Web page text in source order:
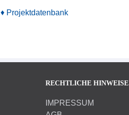
♦ Projektdatenbank
RECHTLICHE HINWEISE
IMPRESSUM